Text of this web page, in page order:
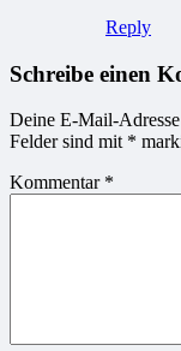
Reply
Schreibe einen
Deine E-Mail-
Felder sind mit *
Kommentar *